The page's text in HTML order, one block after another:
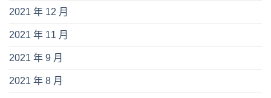
2021 年 12 月
2021 年 11 月
2021 年 9 月
2021 年 8 月